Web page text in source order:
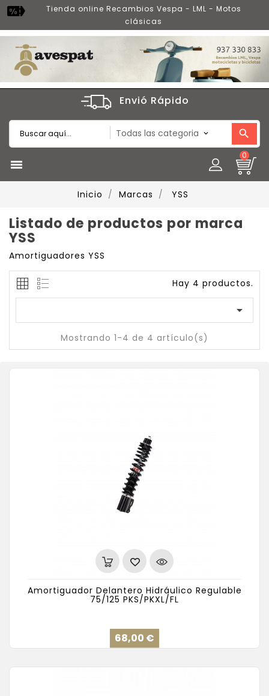
Tienda online Recambios Vespa - LML - Motos
clásicas
Envió Rápido

0
Inicio Marcas YSS
Listado de productos por marca
YSS
Amortiguadores YSS
Hay 4 productos.

Mostrando 1-4 de 4 artículo(s)
Amortiguador Delantero Hidráulico Regulable
75/125 PKS/PKXL/FL
68,00 €